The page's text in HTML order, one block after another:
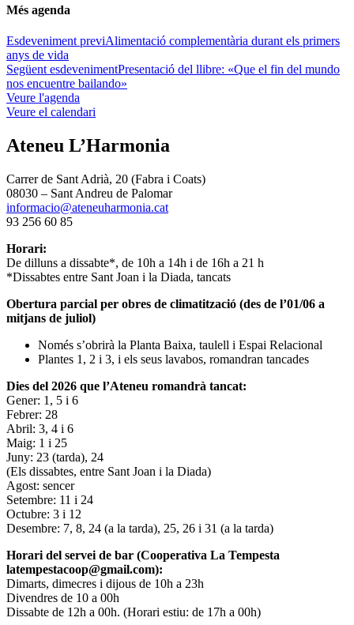
Més agenda
Esdeveniment previAlimentació complementària durant els primers
anys de vida
Següent esdevenimentPresentació del llibre: «Que el fin del mundo
nos encuentre bailando»
Veure l'agenda
Veure el calendari
Ateneu L’Harmonia
Carrer de Sant Adrià, 20 (Fabra i Coats)
08030 – Sant Andreu de Palomar
informacio@ateneuharmonia.cat
93 256 60 85
Horari:
De dilluns a dissabte*, de 10h a 14h i de 16h a 21 h
*Dissabtes entre Sant Joan i la Diada, tancats
Obertura parcial per obres de climatització (des de l’01/06 a
mitjans de juliol)
Només s’obrirà la Planta Baixa, taulell i Espai Relacional
Plantes 1, 2 i 3, i els seus lavabos, romandran tancades
Dies del 2026 que l’Ateneu romandrà tancat:
Gener: 1, 5 i 6
Febrer: 28
Abril: 3, 4 i 6
Maig: 1 i 25
Juny: 23 (tarda), 24
(Els dissabtes, entre Sant Joan i la Diada)
Agost: sencer
Setembre: 11 i 24
Octubre: 3 i 12
Desembre: 7, 8, 24 (a la tarda), 25, 26 i 31 (a la tarda)
Horari del servei de bar (Cooperativa La Tempesta
latempestacoop@gmail.com):
Dimarts, dimecres i dijous de 10h a 23h
Divendres de 10 a 00h
Dissabte de 12h a 00h. (Horari estiu: de 17h a 00h)